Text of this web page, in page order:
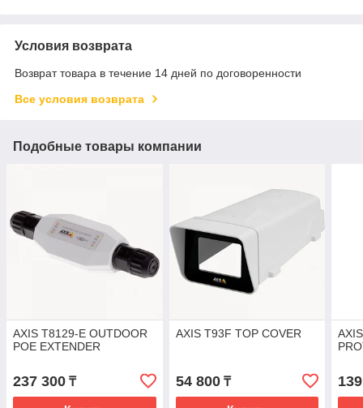
Условия возврата
Возврат товара в течение 14 дней по договоренности
Все условия возврата
Подобные товары компании
AXIS T8129-E OUTDOOR
POE EXTENDER
237 300 ₸
AXIS T93F TOP COVER
54 800₸